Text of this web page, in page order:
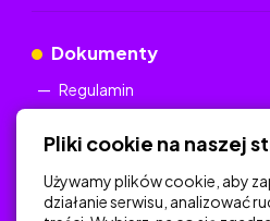
Dokumenty
Regulamin
Pliki cookie na naszej
Używamy plików cookie, aby
działanie serwisu, analizować